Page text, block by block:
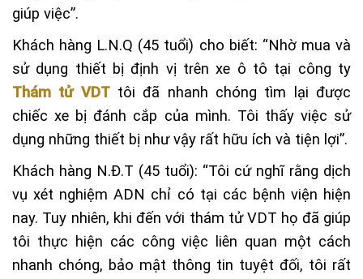
giúp việc”.
Khách hàng L.N.Q (45 tuổi) cho biết: “Nhờ mua và
sử dụng thiết bị định vị trên xe ô tô tại công ty
Thám tử VDTtôi đã nhanh chóng tìm lại được
chiếc xe bị đánh cắp của mình. Tôi thấy việc sử
dụng những thiết bị như vậy rất hữu ích và tiện lợi”.
Khách hàng N.Đ.T (45 tuổi): “Tôi cứ nghĩ rằng dịch
vụ xét nghiệm ADN chỉ có tại các bệnh viện hiện
nay. Tuy nhiên, khi đến với thám tử VDT họ đã giúp
tôi thực hiện các công việc liên quan một cách
nhanh chóng, bảo mật thông tin tuyệt đối, tôi rất